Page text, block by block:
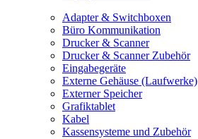
Adapter & Switchboxen
Büro Kommunikation
Drucker & Scanner
Drucker & Scanner Zubehör
Eingabegeräte
Externe Gehäuse (Laufwerke)
Externer Speicher
Grafiktablet
Kabel
Kassensysteme und Zubehör